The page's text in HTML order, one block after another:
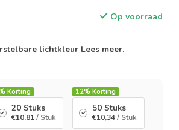
Op voorraad
lichtkleur Lees meer.
Korting
20 Stuks
€10,81 / Stuk
12% Korting
50 Stuks
€10,34 / Stuk